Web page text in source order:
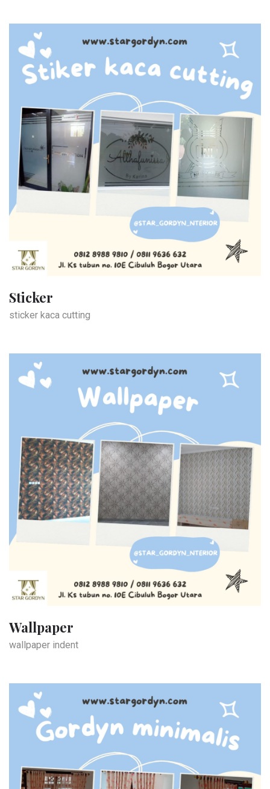
Sticker
sticker kaca cutting
Wallpaper
wallpaper indent